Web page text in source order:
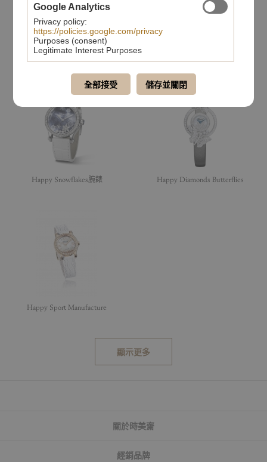
Happy Sport
Happy Snowflakes腕錶 Happy Diamonds Butterflies
Happy Sport Manufacture
顯示更多
Google Analytics
Privacy policy:
https://policies.google.com/privacy
Purposes (consent)
Legitimate Interest Purposes
全部接受 儲存並關閉
關於時美齋
經銷品牌